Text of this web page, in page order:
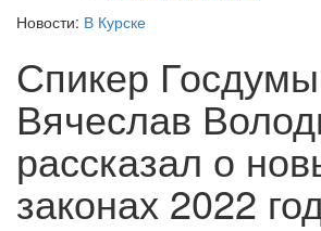
Новости: В Курске
Спикер Госдумы
Вячеслав
рассказал о
законах 2022